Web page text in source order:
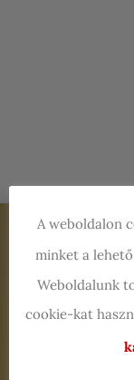
A weboldalon
minket a
Weboldalunk
cookie-kat